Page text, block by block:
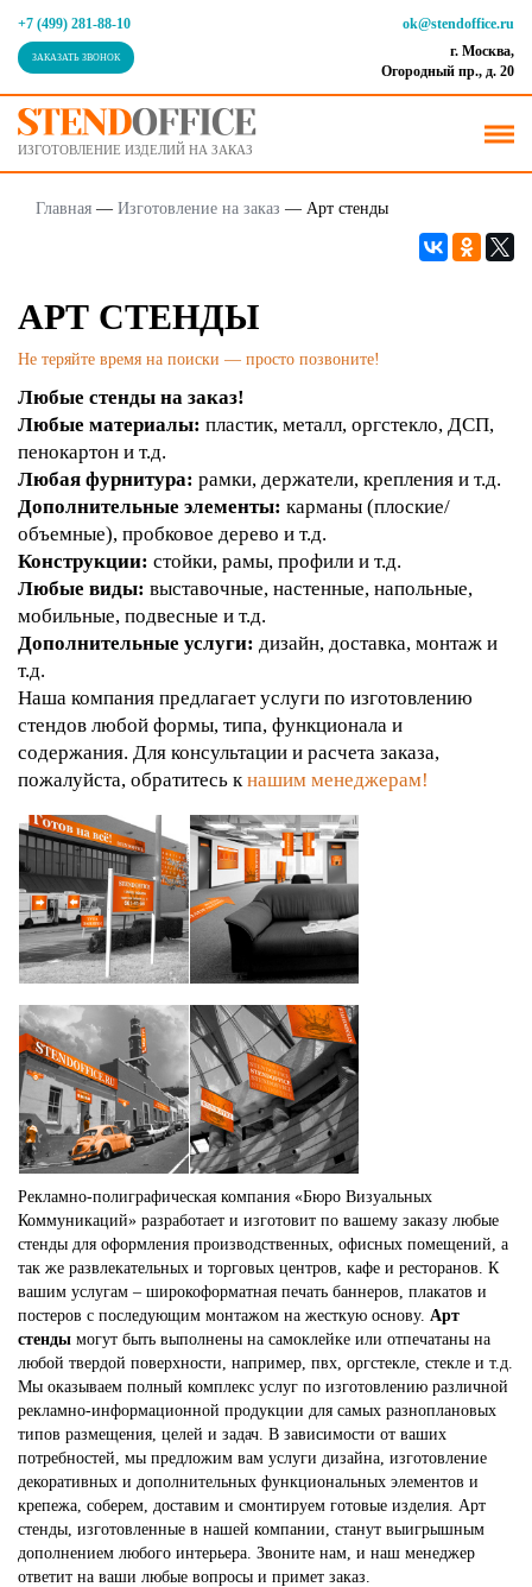
+7 (499) 281-88-10
ЗАКАЗАТЬ ЗВОНОК
ok@stendoffice.ru
г. Москва,
Огородный пр., д. 20
ИЗГОТОВЛЕНИЕ ИЗДЕЛИЙ НА ЗАКАЗ
Главная — Изготовление на заказ — Арт стенды
АРТ СТЕНДЫ
Не теряйте время на поиски — просто позвоните!
Любые стенды на заказ!
Любые материалы: пластик, металл, оргстекло, ДСП,
пенокартон и т.д.
Любая фурнитура: рамки, держатели, крепления и т.д.
Дополнительные элементы: карманы (плоские/
объемные), пробковое дерево и т.д.
Конструкции: стойки, рамы, профили и т.д.
Любые виды: выставочные, настенные, напольные,
мобильные, подвесные и т.д.
Дополнительные услуги: дизайн, доставка, монтаж и
т.д.
Наша компания предлагает услуги по изготовлению
стендов любой формы, типа, функционала и
содержания. Для консультации и расчета заказа,
пожалуйста, обратитесь кнашим менеджерам!
Рекламно-полиграфическая компания «Бюро Визуальных
Коммуникаций» разработает и изготовит по вашему заказу любые
стенды для оформления производственных, офисных помещений, а
так же развлекательных и торговых центров, кафе и ресторанов. К
вашим услугам – широкоформатная печать баннеров, плакатов и
постеров с последующим монтажом на жесткую основу. Арт
стенды могут быть выполнены на самоклейке или отпечатаны на
любой твердой поверхности, например, пвх, оргстекле, стекле и т.д.
Мы оказываем полный комплекс услуг по изготовлению различной
рекламно-информационной продукции для самых разноплановых
типов размещения, целей и задач. В зависимости от ваших
потребностей, мы предложим вам услуги дизайна, изготовление
декоративных и дополнительных функциональных элементов и
крепежа, соберем, доставим и смонтируем готовые изделия. Арт
стенды, изготовленные в нашей компании, станут выигрышным
дополнением любого интерьера. Звоните нам, и наш менеджер
ответит на ваши любые вопросы и примет заказ.